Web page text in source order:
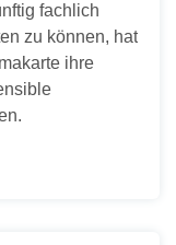
fachlich
zu können, hat
ihre